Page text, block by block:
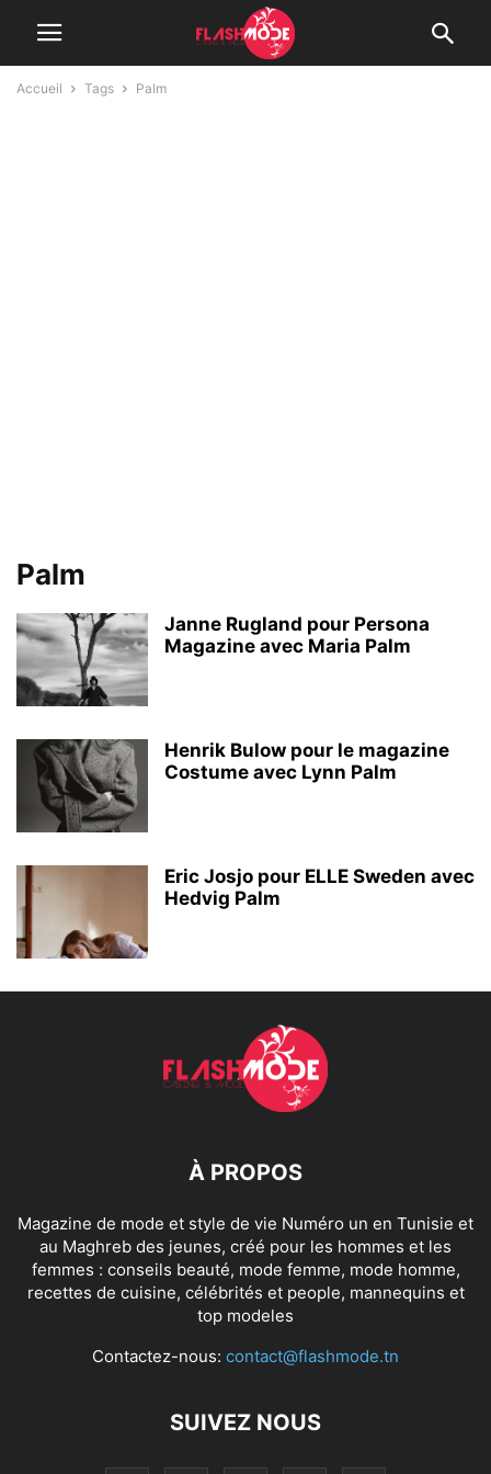
Accueil Tags Palm
Palm
Janne Rugland pour Persona
Magazine avec Maria Palm
Henrik Bulow pour le magazine
Costume avec Lynn Palm
Eric Josjo pour ELLE Sweden avec
Hedvig Palm
À PROPOS
Magazine de mode et style de vie Numéro un en Tunisie et
au Maghreb des jeunes, créé pour les hommes et les
femmes : conseils beauté, mode femme, mode homme,
recettes de cuisine, célébrités et people, mannequins et
top modeles
Contactez-nous: contact@flashmode.tn
SUIVEZ NOUS